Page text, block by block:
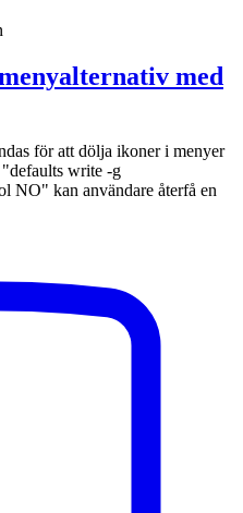
med
för att dölja ikoner i menyer
"defaults write -g
NO" kan användare återfå en